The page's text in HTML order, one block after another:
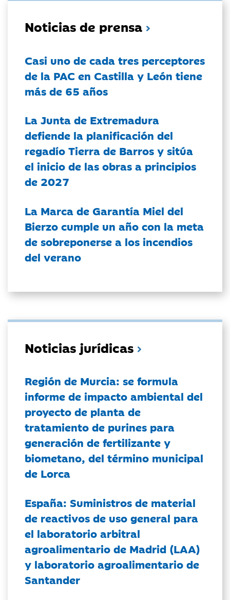
Noticias de prensa
Casi uno de cada tres perceptores
de la PAC en Castilla y León tiene
más de 65 años
La Junta de Extremadura
defiende la planificación del
regadío Tierra de Barros y sitúa
el inicio de las obras a principios
de 2027
La Marca de Garantía Miel del
Bierzo cumple un año con la meta
de sobreponerse a los incendios
del verano
Noticias jurídicas
Región de Murcia: se formula
informe de impacto ambiental del
proyecto de planta de
tratamiento de purines para
generación de fertilizante y
biometano, del término municipal
de Lorca
España: Suministros de material
de reactivos de uso general para
el laboratorio arbitral
agroalimentario de Madrid (LAA)
y laboratorio agroalimentario de
Santander